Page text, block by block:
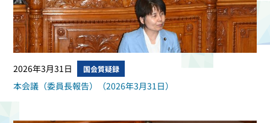
2026年3月31日 国会質疑録
本会議（委員長報告）（2026年3月31日）